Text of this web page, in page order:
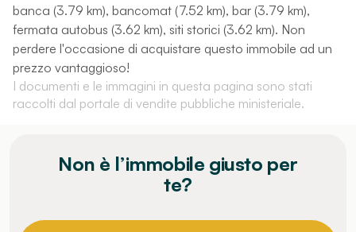
banca (3.79 km), bancomat (7.52 km), bar (3.79 km),
fermata autobus (3.62 km), siti storici (3.62 km). Non
perdere l'occasione di acquistare questo immobile ad un
prezzo vantaggioso!
I documenti e le immagini in questa pagina sono stati
raccolti dal portale di vendite pubbliche ministeriale.
Non è l’immobile giusto per
te?